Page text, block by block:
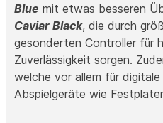
Blue mit etwas besseren
Caviar Black, die durch
gesonderten Controller für
Zuverlässigkeit sorgen.
welche vor allem für
Abspielgeräte wie